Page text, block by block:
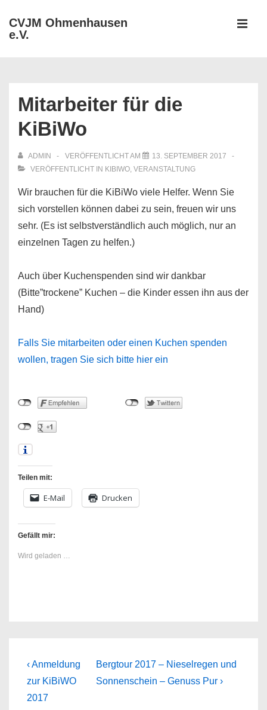
Zum
Inhalt
CVJM Ohmenhausen
e.V.
Mitarbeiter für die
KiBiWo
ADMIN VERÖFFENTLICHT AM
13. SEPTEMBER 2017
VERÖFFENTLICHT IN KIBIWO, VERANSTALTUNG
Wir brauchen für die KiBiWo viele Helfer. Wenn Sie
sich vorstellen können dabei zu sein, freuen wir uns
sehr. (Es ist selbstverständlich auch möglich, nur an
einzelnen Tagen zu helfen.)
Auch über Kuchenspenden sind wir dankbar
(Bitte”trockene” Kuchen – die Kinder essen ihn aus der
Hand)
Falls Sie mitarbeiten oder einen Kuchen spenden
wollen, tragen Sie sich bitte hier ein
Teilen mit:
E-Mail Drucken
Gefällt mir:
Wird geladen …
Beitragsnavigation
Previous
Post
is
‹ Anmeldung
zur KiBiWO
2017
Next
Post
Bergtour 2017 – Nieselregen und
Sonnenschein – Genuss Pur ›